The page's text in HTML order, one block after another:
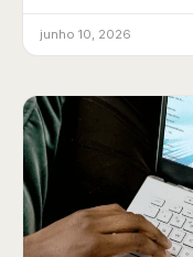
junho 10, 2026